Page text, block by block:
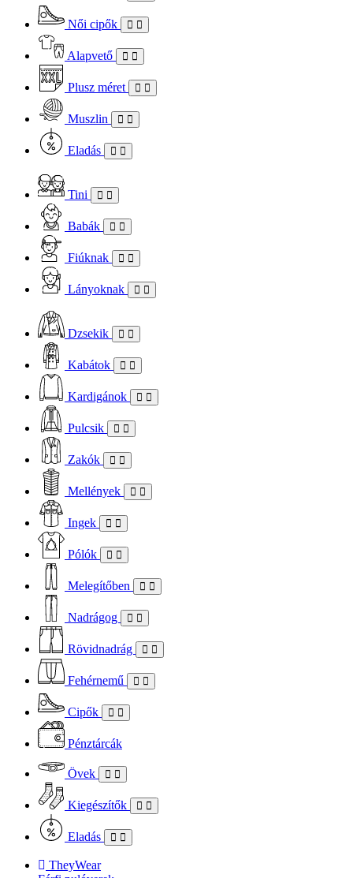
Női cipők
Alapvető
Plusz méret
Muszlin
Eladás
Tini
Babák
Fiúknak
Lányoknak
Dzsekik
Kabátok
Kardigánok
Pulcsik
Zakók
Mellények
Ingek
Pólók
Melegítőben
Nadrágog
Rövidnadrág
Fehérnemű
Cipők
Pénztárcák
Övek
Kiegészítők
Eladás
TheyWear